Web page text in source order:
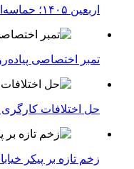
اربعین ۱۴۰۵؛ حماسه‌ای دیگر با سوگ رهبر شهید
تمبر اختصاصی
حل اختلافات
زخم تازه بر پیکر